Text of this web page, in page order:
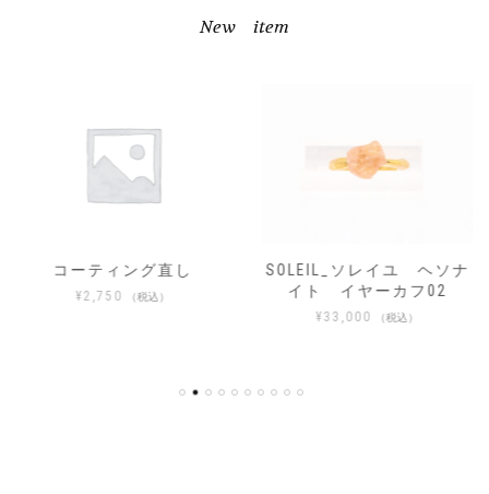
New item
コーティング直し
¥2,750 （税込）
SOLEIL_ソレイユ ヘソナ
イト イヤーカフ02
¥33,000 （税込）